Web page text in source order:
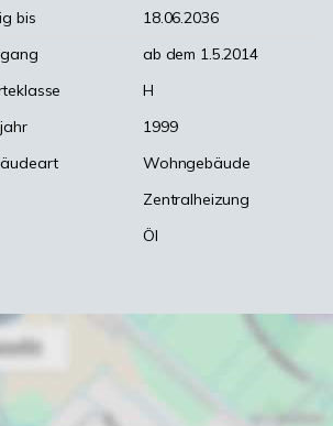
bis
18.06.2036
ab dem 1.5.2014
H
1999
Wohngebäude
Zentralheizung
Öl